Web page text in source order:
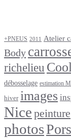
+PNEUS 2011 Atelier
Body
richelieu
débosselage estimation
hiver images
Nice peinture
photos